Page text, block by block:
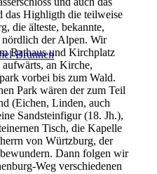
Brunnen
das Highligth die teilweise
die älteste, bekannte,
nördlich der Alpen. Wir
Rathaus und Kirchplatz
an Kirche,
vorbei bis zum Wald.
Park wären der zum Teil
(Eichen, Linden, auch
Sandsteinfigur (18. Jh.),
Tisch, die Kapelle
von Würtzburg, der
Dann folgen wir
Weg verschiedenen